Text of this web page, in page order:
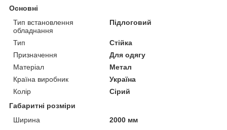
Основні
Тип встановлення
обладнання
Підлоговий
Тип
Стійка
Призначення
Для одягу
Матеріал
Метал
Країна виробник
Україна
Колір
Сірий
Габаритні розміри
Ширина
2000 мм